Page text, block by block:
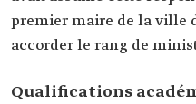
premier maire de la ville
accorder le rang de
Qualifications